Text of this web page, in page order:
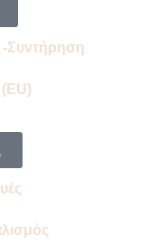
-Συντήρηση